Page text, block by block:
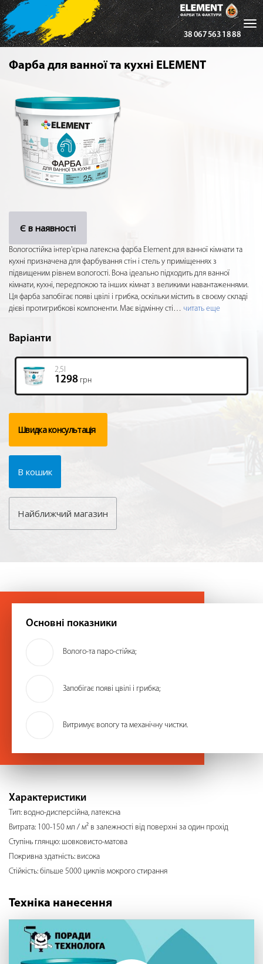
38 067 563 18 88
Фарба для ванної та кухні ELEMENT
Є в наявності
Вологостійка інтер'єрна латексна фарба Element для ванної кімнати та
кухні призначена для фарбування стін і стель у приміщеннях з
підвищеним рівнем вологості. Вона ідеально підходить для ванної
кімнати, кухні, передпокою та інших кімнат з великими навантаженнями.
Ця фарба запобігає появі цвілі і грибка, оскільки містить в своєму складі
дієві протигрибкові компоненти. Має відмінну сті… читать еще
Варіанти
2,5l
1298 грн
Швидка консультація
В кошик
Найближчий магазин
Основні показники
Волого-та паро-стійка;
Запобігає появі цвілі і грибка;
Витримує вологу та механічну чистки.
Характеристики
Тип: водно-дисперсійна, латексна
Витрата: 100-150 мл / м² в залежності від поверхні за один прохід
Ступінь глянцю: шовковисто-матова
Покривна здатність: висока
Стійкість: більше 5000 циклів мокрого стирання
Техніка нанесення